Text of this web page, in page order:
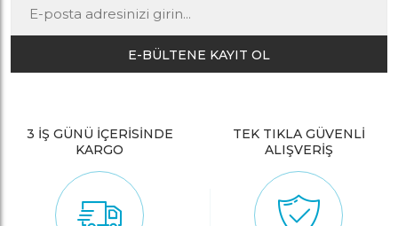
E-BÜLTENE KAYIT OL
3 İŞ GÜNÜ İÇERİSİNDE
KARGO
TEK TIKLA GÜVENLİ
ALIŞVERİŞ